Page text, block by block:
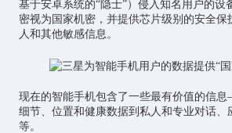
基于安卓系统的“隐士”）侵入知名用户的设
密视为国家机密，并提供芯片级别的安全保
人和其他敏感信息。
现在的智能手机包含了一些最有价值的信
细节、位置和健康数据到私人和专业对话、
等。